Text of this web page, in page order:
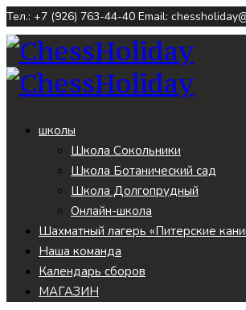
Тел.: +7 (926) 763-44-40 Email:
школы
Школа Сокольники
Школа Ботанический сад
Школа Долгопрудный
Онлайн-школа
Шахматный лагерь «Питерские
Наша команда
Календарь сборов
МАГАЗИН